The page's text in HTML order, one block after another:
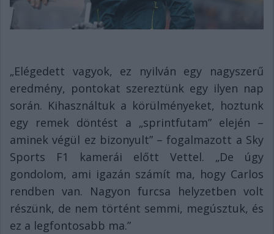
„Elégedett vagyok, ez nyilván egy nagyszerű
eredmény, pontokat szereztünk egy ilyen nap
során. Kihasználtuk a körülményeket, hoztunk
egy remek döntést a „sprintfutam” elején –
aminek végül ez bizonyult” – fogalmazott a Sky
Sports F1 kamerái előtt Vettel. „De úgy
gondolom, ami igazán számít ma, hogy Carlos
rendben van. Nagyon furcsa helyzetben volt
részünk, de nem történt semmi, megúsztuk, és
ez a legfontosabb ma.”